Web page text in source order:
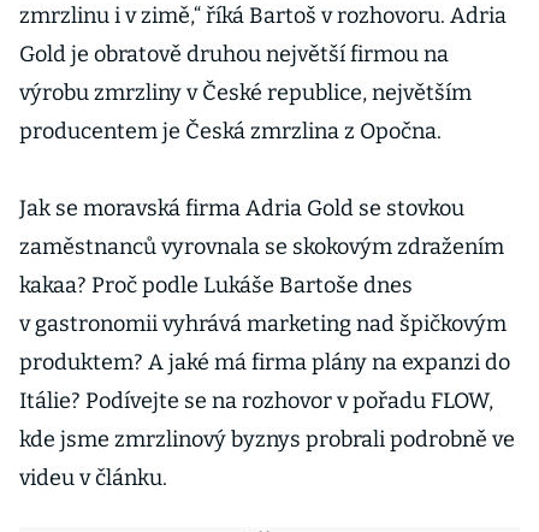
zmrzlinu i v zimě,“ říká Bartoš v rozhovoru. Adria
Gold je obratově druhou největší firmou na
výrobu zmrzliny v České republice, největším
producentem je Česká zmrzlina z Opočna.
Jak se moravská firma Adria Gold se stovkou
zaměstnanců vyrovnala se skokovým zdražením
kakaa? Proč podle Lukáše Bartoše dnes
v gastronomii vyhrává marketing nad špičkovým
produktem? A jaké má firma plány na expanzi do
Itálie? Podívejte se na rozhovor v pořadu FLOW,
kde jsme zmrzlinový byznys probrali podrobně ve
videu v článku.